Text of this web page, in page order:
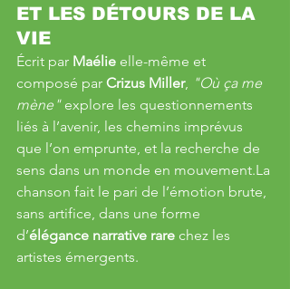
ET LES DÉTOURS DE LA
VIE
Écrit par Maélie elle-même et
composé par Crizus Miller, "Où ça me
mène" explore les questionnements
liés à l’avenir, les chemins imprévus
que l’on emprunte, et la recherche de
sens dans un monde en mouvement.La
chanson fait le pari de l’émotion brute,
sans artifice, dans une forme
d’élégance narrative rare chez les
artistes émergents.